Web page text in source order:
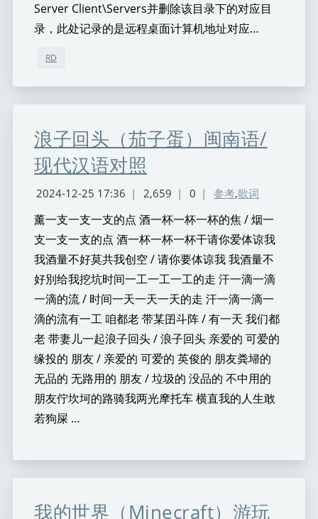
Server Client\Servers并删除该目录下的对应目
录，此处记录的是远程桌面计算机地址对应…
RD
浪子回头（茄子蛋）闽南语/
现代汉语对照
2024-12-25 17:36 | 2,659 | 0 | 参考,歌词
薰一支一支一支的点 酒一杯一杯一杯的焦 / 烟一
支一支一支的点 酒一杯一杯一杯干请你爱体谅我
我酒量不好莫共我创空 / 请你要体谅我 我酒量不
好別给我挖坑时间一工一工一工的走 汗一滴一滴
一滴的流 / 时间一天一天一天的走 汗一滴一滴一
滴的流有一工 咱都老 带某囝斗阵 / 有一天 我们都
老 带妻儿一起浪子回头 / 浪子回头 亲爱的 可爱的
缘投的 朋友 / 亲爱的 可爱的 英俊的 朋友粪埽的
无品的 无路用的 朋友 / 垃圾的 没品的 不中用的
朋友佇坎坷的路骑我两光摩托车 横直我的人生敢
若狗屎 …
我的世界（Minecraft）游玩